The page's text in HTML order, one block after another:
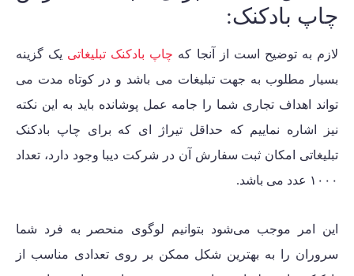
چاپ بادکنک:
لازم به توضیح است از آنجا که چاپ بادکنک تبلیغاتی یک گزینه
بسیار مطلوب به جهت تبلیغات می باشد و در کوتاه مدت می
تواند اهداف تجاری شما را جامه عمل پوشانده باید به این نکته
نیز اشاره نماییم که حداقل تیراژ ای که برای چاپ بادکنک
تبلیغاتی امکان ثبت سفارش آن در شرکت دیبا وجود دارد، تعداد
۱۰۰۰ عدد می باشد.
این امر موجب می‌شود بتوانیم لوگوی منحصر به فرد شما
سروران را به بهترین شکل ممکن بر روی تعدادی مناسب از